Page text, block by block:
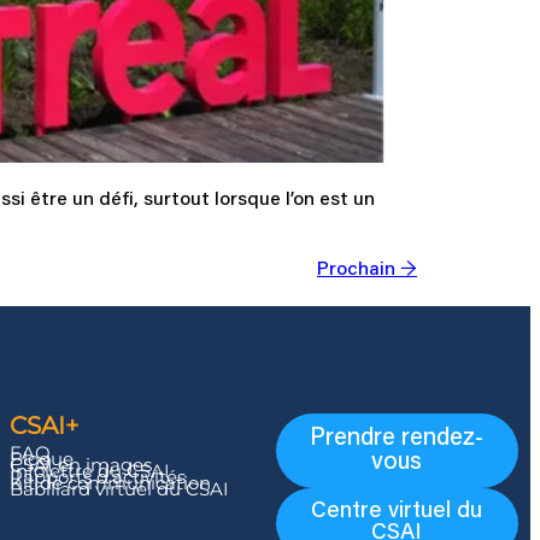
être un défi, surtout lorsque l’on est un
Prochain →
CSAI+
FAQ
Blogue
CSAI en images
Infolettre du CSAI
Rapports d’activités
Kit de communication
Babillard virtuel du CSAI
Prendre rendez-
vous
Centre virtuel du
CSAI